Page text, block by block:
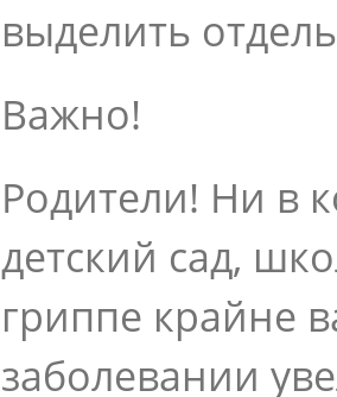
ыделить
ажно!
Родители! Ни в
детский сад,
риппе крайне
заболевании